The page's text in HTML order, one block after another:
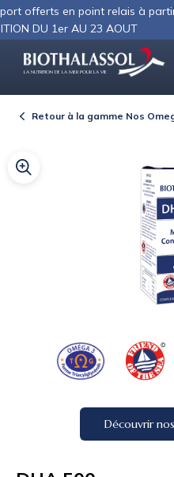
en point relais à partir de
1er AU 23 AOUT
LA NUTRITION DE LA MER POUR LA VIE
Retour à la gamme Nos
Découvrir
Panneau de gestion des